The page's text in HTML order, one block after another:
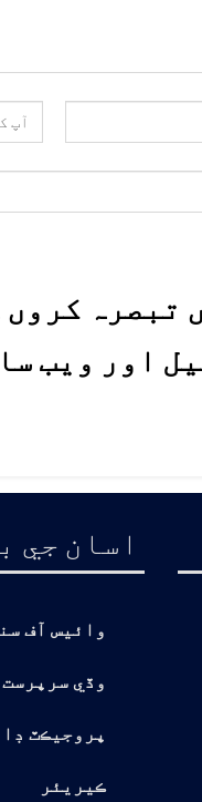
تبصرہ
اور ویب
اسان جي
وائيس آف
وڏي سرپرست
پروجيڪٽ
ڪيريئر